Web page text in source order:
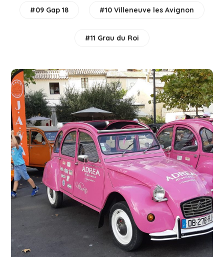
#09 Gap 18 #10 Villeneuve les Avignon
#11 Grau du Roi